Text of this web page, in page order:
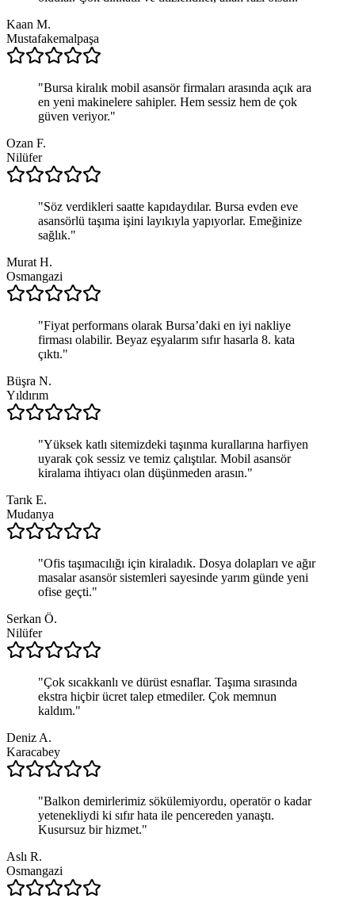
Kaan M.
Mustafakemalpaşa
"Bursa kiralık mobil asansör firmaları arasında açık ara
en yeni makinelere sahipler. Hem sessiz hem de çok
güven veriyor."
Ozan F.
Nilüfer
"Söz verdikleri saatte kapıdaydılar. Bursa evden eve
asansörlü taşıma işini layıkıyla yapıyorlar. Emeğinize
sağlık."
Murat H.
Osmangazi
"Fiyat performans olarak Bursa’daki en iyi nakliye
firması olabilir. Beyaz eşyalarım sıfır hasarla 8. kata
çıktı."
Büşra N.
Yıldırım
"Yüksek katlı sitemizdeki taşınma kurallarına harfiyen
uyarak çok sessiz ve temiz çalıştılar. Mobil asansör
kiralama ihtiyacı olan düşünmeden arasın."
Tarık E.
Mudanya
"Ofis taşımacılığı için kiraladık. Dosya dolapları ve ağır
masalar asansör sistemleri sayesinde yarım günde yeni
ofise geçti."
Serkan Ö.
Nilüfer
"Çok sıcakkanlı ve dürüst esnaflar. Taşıma sırasında
ekstra hiçbir ücret talep etmediler. Çok memnun
kaldım."
Deniz A.
Karacabey
"Balkon demirlerimiz sökülemiyordu, operatör o kadar
yetenekliydi ki sıfır hata ile pencereden yanaştı.
Kusursuz bir hizmet."
Aslı R.
Osmangazi